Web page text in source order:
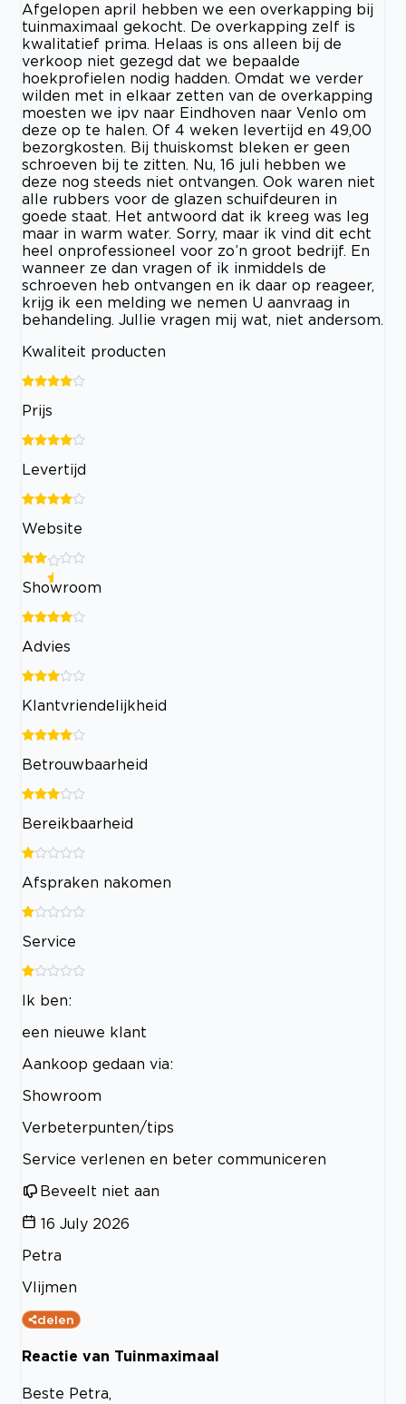
Afgelopen april hebben we een overkapping bij
tuinmaximaal gekocht. De overkapping zelf is
kwalitatief prima. Helaas is ons alleen bij de
verkoop niet gezegd dat we bepaalde
hoekprofielen nodig hadden. Omdat we verder
wilden met in elkaar zetten van de overkapping
moesten we ipv naar Eindhoven naar Venlo om
deze op te halen. Of 4 weken levertijd en 49,00
bezorgkosten. Bij thuiskomst bleken er geen
schroeven bij te zitten. Nu, 16 juli hebben we
deze nog steeds niet ontvangen. Ook waren niet
alle rubbers voor de glazen schuifdeuren in
goede staat. Het antwoord dat ik kreeg was leg
maar in warm water. Sorry, maar ik vind dit echt
heel onprofessioneel voor zo’n groot bedrijf. En
wanneer ze dan vragen of ik inmiddels de
schroeven heb ontvangen en ik daar op reageer,
krijg ik een melding we nemen U aanvraag in
behandeling. Jullie vragen mij wat, niet andersom.
Kwaliteit producten
Prijs
Levertijd
Website
Showroom
Advies
Klantvriendelijkheid
Betrouwbaarheid
Bereikbaarheid
Afspraken nakomen
Service
Ik ben:
een nieuwe klant
Aankoop gedaan via:
Showroom
Verbeterpunten/tips
Service verlenen en beter communiceren
Beveelt niet aan
16 July 2026
Petra
Vlijmen
delen
Reactie van Tuinmaximaal
Beste Petra,